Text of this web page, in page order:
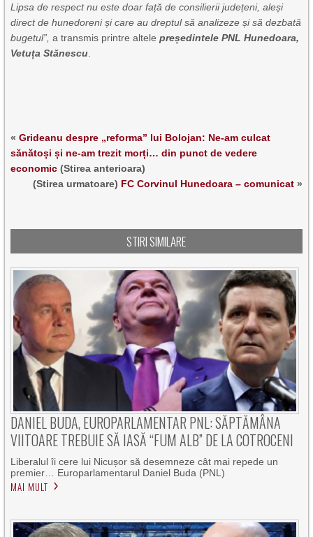
Lipsa de respect nu este doar față de consilierii județeni, aleși
direct de hunedoreni și care au dreptul să analizeze și să dezbată
bugetul”, a transmis printre altele președintele PNL Hunedoara,
Vetuța Stănescu
«Grideanu despre „reforma” lui Bolojan: Ne-am culcat
sănătoși și ne-am trezit morți… din punct de vedere
economic (Stirea anterioara)
(Stirea urmatoare) FC Corvinul Hunedoara – comunicat»
STIRI SIMILARE
DANIEL BUDA, EUROPARLAMENTAR PNL: SĂPTĂMÂNA
VIITOARE TREBUIE SĂ IASĂ “FUM ALB” DE LA COTROCENI
Liberalul îi cere lui Nicușor să desemneze cât mai repede un
premier… Europarlamentarul Daniel Buda (PNL)
MAI MULT